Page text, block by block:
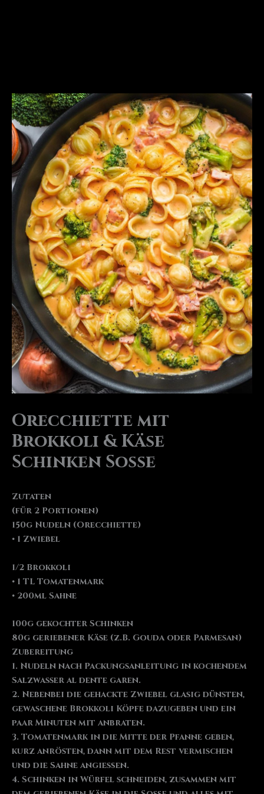
Orecchiette mit
Brokkoli & Käse
Schinken Soße
Zutaten
(für 2 Portionen)
150g Nudeln (Orecchiette)
• 1 Zwiebel
1/2 Brokkoli
• 1 TL Tomatenmark
• 200ml Sahne
100g gekochter Schinken
80g geriebener Käse (z.B. Gouda oder Parmesan)
Zubereitung
1. Nudeln nach Packungsanleitung in kochendem
Salzwasser al dente garen.
2. Nebenbei die gehackte Zwiebel glasig dünsten,
gewaschene Brokkoli Köpfe dazugeben und ein
paar Minuten mit anbraten.
3. Tomatenmark in die Mitte der Pfanne geben,
kurz anrösten, dann mit dem Rest vermischen
und die Sahne angießen.
4. Schinken in Würfel schneiden, zusammen mit